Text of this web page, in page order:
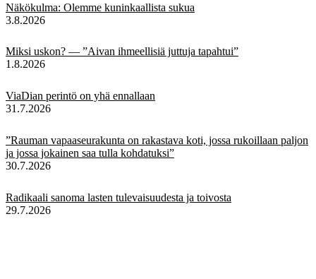
Näkökulma: Olemme kuninkaallista sukua
3.8.2026
Miksi uskon? — ”Aivan ihmeellisiä juttuja tapahtui”
1.8.2026
ViaDian perintö on yhä ennallaan
31.7.2026
”Rauman vapaaseurakunta on rakastava koti, jossa rukoillaan paljon
ja jossa jokainen saa tulla kohdatuksi”
30.7.2026
Radikaali sanoma lasten tulevaisuudesta ja toivosta
29.7.2026